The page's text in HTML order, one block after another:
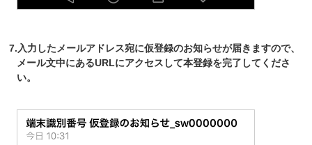
7.入力したメールアドレス宛に仮登録のお知らせが届きますので、
メール文中にあるURLにアクセスして本登録を完了してくださ
い。